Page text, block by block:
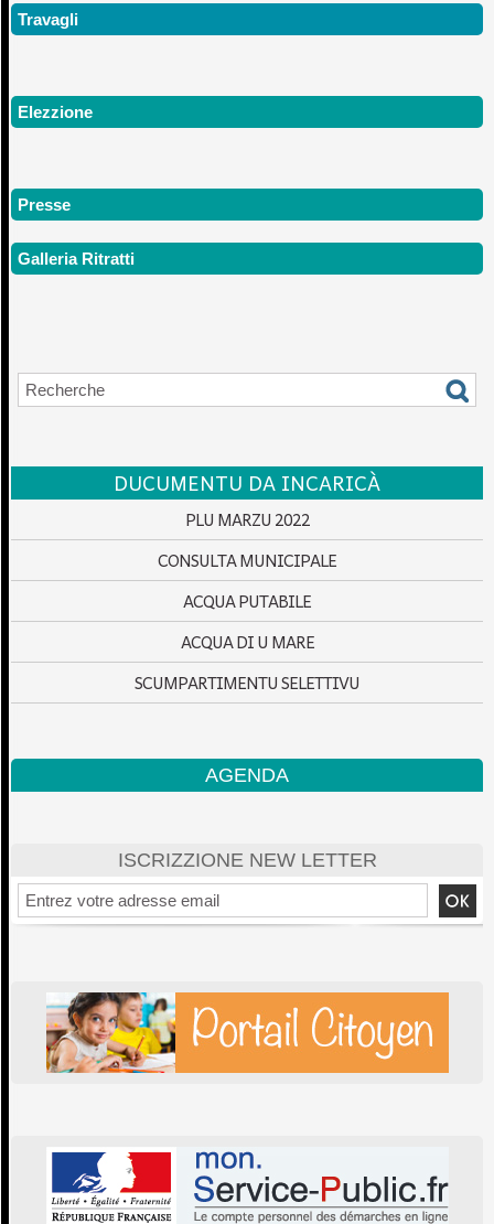
Travagli
Elezzione
Presse
Galleria Ritratti
DUCUMENTU DA INCARICÀ
PLU MARZU 2022
CONSULTA MUNICIPALE
ACQUA PUTABILE
ACQUA DI U MARE
SCUMPARTIMENTU SELETTIVU
AGENDA
ISCRIZZIONE NEW LETTER